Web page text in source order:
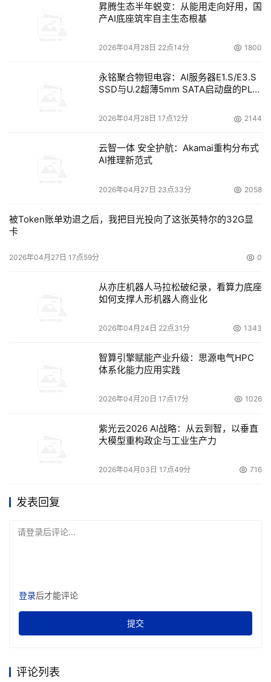
对人力资源的依赖。此外，93%的IT部门表示，他们在制定
功（2007年为50%），有16%的人表示测试从未失败。
灾难恢复测试影响销售和收入
灾难恢复计划测试的频率仅为一年一次甚至更少。受访者提
（39%），预算问题（37%）和中断客户的业务（32%）。
欧洲、中东和非洲地区（EMEA）的企业测试灾难恢复计划
恢复计划，在亚太地区这一比例为8%。
尽管调查结果表明，过去一年中IT行业灾难恢复成功比例有
据中心的重大灾难，他们可以实现恢复基本运营。但只有
3%的受访者表示可以在12小时内恢复基本运营，而将近一
半（47%）的受访者表示完全恢复正常运营需要一周的时
赛门铁克公司Veritas Cluster Server事业部副总裁Mark
率显著提高，但是我们仍然担心企业不会增加测试频率来改
然，虚拟化技术将改变灾难恢复部属及实施，企业应该让更
采用最佳实践和解决方案，确保在发生灾难的情况下迅速成
利用整合的单一管理工具同时管理物理和虚拟环境也有助于
提高效率。
断时间。最后，赛门铁克建议企业采用对客户影响的较少测
昇腾生态半年蜕变：从能用走向好用，国
产AI底座筑牢自主生态根基
2026年04月28日 22点14分 1800
永铭聚合物钽电容：AI服务器E1.S/E3.S
SSD与U.2超薄5mm SATA启动盘的PLP
2026年04月28日 17点12分 2144
云智一体 安全护航：Akamai重构分布式
AI推理新范式
2026年04月27日 23点33分 2058
被Token账单劝退之后，我把目光投向了这张英特尔的32G显
卡
2026年04月27日 17点59分 0
从亦庄机器人马拉松破纪录，看算力底座
如何支撑人形机器人商业化
2026年04月24日 22点31分 1343
智算引擎赋能产业升级：思源电气HPC
体系化能力应用实践
2026年04月20日 17点17分 1026
紫光云2026 AI战略：从云到智，以垂直
大模型重构政企与工业生产力
2026年04月03日 17点49分 716
发表回复
请登录后评论...
登录后才能评论
提交
评论列表